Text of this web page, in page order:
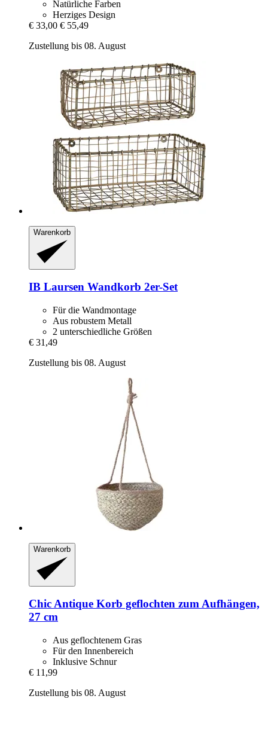
Natürliche Farben
Herziges Design
€ 33,00 € 55,49
Zustellung bis 08. August
Warenkorb
IB Laursen Wandkorb 2er-​Set
Für die Wandmontage
Aus robustem Metall
2 unterschiedliche Größen
€ 31,49
Zustellung bis 08. August
Warenkorb
Chic Antique Korb geflochten zum Aufhängen,
27 cm
Aus geflochtenem Gras
Für den Innenbereich
Inklusive Schnur
€ 11,99
Zustellung bis 08. August